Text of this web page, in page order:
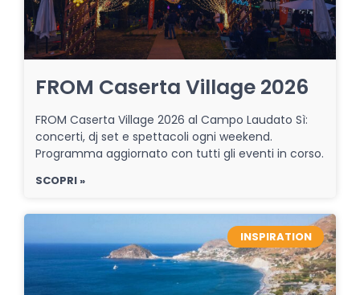
FROM Caserta Village 2026
FROM Caserta Village 2026 al Campo Laudato Sì:
concerti, dj set e spettacoli ogni weekend.
Programma aggiornato con tutti gli eventi in corso.
SCOPRI »
INSPIRATION